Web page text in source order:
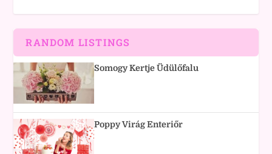
RANDOM LISTINGS
Somogy Kertje Üdülőfalu
Poppy Virág Enteriőr